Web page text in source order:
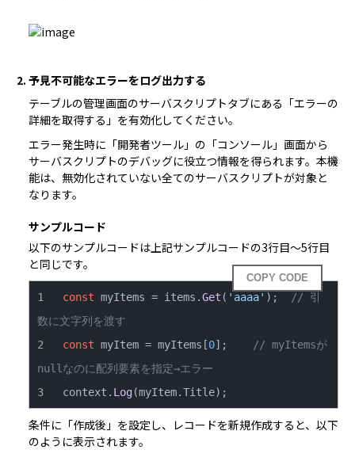
2. 予見不可能なエラーをログ出力する
テーブルの管理画面のサーバスクリプトタブにある「エラーの
詳細を取得する」を有効化してください。
エラー発生時に「開発者ツール」の「コンソール」画面から
サーバスクリプトのデバッグに役立つ情報を得られます。本機
能は、無効化されていない全てのサーバスクリプトが対象と
なります。
サンプルコード
以下のサンプルコードは上記サンプルコードの3行目～5行目
と同じです。
COPY CODE
const myItems = items.Get ( 'aaaa' );
// 引
数に文字列を渡す
const myItem = myItems[0];
// myItemsが
nullなのに配列要素を指定→エラー
context. Log(myItem.Title);
条件に「作成後」を設定し、レコードを新規作成すると、以下
のように表示されます。